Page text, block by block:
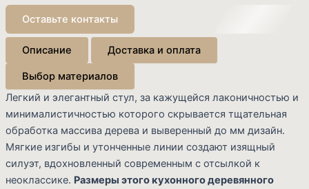
Cart
Оставьте контакты
Описание Доставка и оплата
Выбор материалов
Легкий и элегантный стул, за кажущейся лаконичностью и
минималистичностью которого скрывается тщательная
обработка массива дерева и выверенный до мм дизайн.
Мягкие изгибы и утонченные линии создают изящный
силуэт, вдохновленный современным с отсылкой к
неоклассике. Размеры этого кухонного деревянного